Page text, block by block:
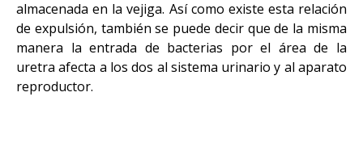
almacenada en la vejiga. Así como existe esta relación
de expulsión, también se puede decir que de la misma
manera la entrada de bacterias por el área de la
uretra afecta a los dos al sistema urinario y al aparato
reproductor.